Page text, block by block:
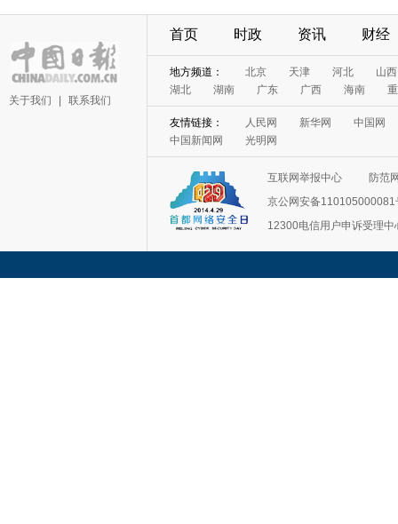
关于我们 联系我们
首页 时政 资讯 财经
地方频道： 北京 天津 河北
山西
湖北
湖南 广东 广西 海南
友情链接： 人民网 新华网
中国网
中国新闻网
光明网
互联网举报中心
防范
京公网安备110105000081
12300电信用户申诉受理中